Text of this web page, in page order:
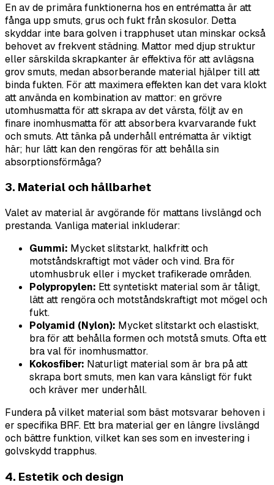
En av de primära funktionerna hos en entrématta är att
fånga upp smuts, grus och fukt från skosulor. Detta
skyddar inte bara golven i trapphuset utan minskar också
behovet av frekvent städning. Mattor med djup struktur
eller särskilda skrapkanter är effektiva för att avlägsna
grov smuts, medan absorberande material hjälper till att
binda fukten. För att maximera effekten kan det vara klokt
att använda en kombination av mattor: en grövre
utomhusmatta för att skrapa av det värsta, följt av en
finare inomhusmatta för att absorbera kvarvarande fukt
och smuts. Att tänka på underhåll entrématta är viktigt
här; hur lätt kan den rengöras för att behålla sin
absorptionsförmåga?
3. Material och hållbarhet
Valet av material är avgörande för mattans livslängd och
prestanda. Vanliga material inkluderar:
Gummi: Mycket slitstarkt, halkfritt och
motståndskraftigt mot väder och vind. Bra för
utomhusbruk eller i mycket trafikerade områden.
Polypropylen: Ett syntetiskt material som är tåligt,
lätt att rengöra och motståndskraftigt mot mögel och
fukt.
Polyamid (Nylon): Mycket slitstarkt och elastiskt,
bra för att behålla formen och motstå smuts. Ofta ett
bra val för inomhusmattor.
Kokosfiber: Naturligt material som är bra på att
skrapa bort smuts, men kan vara känsligt för fukt
och kräver mer underhåll.
Fundera på vilket material som bäst motsvarar behoven i
er specifika BRF. Ett bra material ger en längre livslängd
och bättre funktion, vilket kan ses som en investering i
golvskydd trapphus.
4. Estetik och design